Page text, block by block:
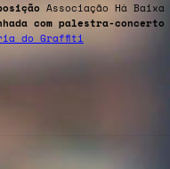
Associação Há Baixa
com palestra-concerto
do Graffiti